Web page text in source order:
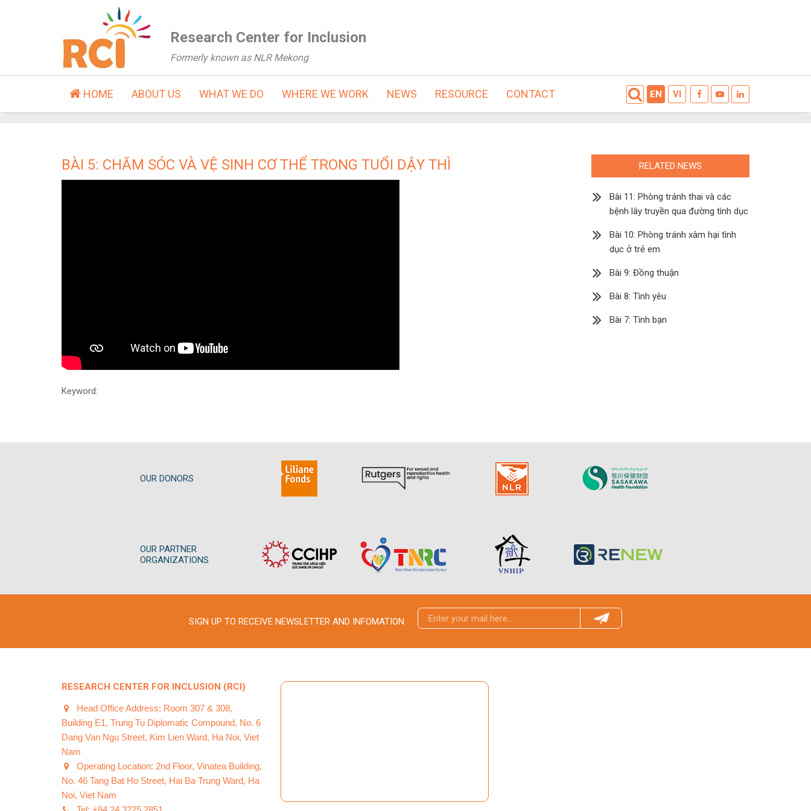
Research Center for Inclusion
Formerly known as NLR Mekong
HOME ABOUT US WHAT WE DO WHERE WE WORK NEWS RESOURCE CONTACT EN VI
BÀI 5: CHĂM SÓC VÀ VỆ SINH CƠ THỂ TRONG TUỔI DẬY THÌ
Keyword:
RELATED NEWS
Bài 11: Phòng tránh thai và các
bệnh lây truyền qua đường tình dục
Bài 10: Phòng tránh xâm hại tình
dục ở trẻ em
Bài 9: Đồng thuận
Bài 8: Tình yêu
Bài 7: Tình bạn
OUR DONORS
OUR PARTNER
ORGANIZATIONS
SIGN UP TO RECEIVE NEWSLETTER AND INFOMATION
RESEARCH CENTER FOR INCLUSION (RCI)
Head Office Address: Room 307 & 308,
Building E1, Trung Tu Diplomatic Compound, No. 6
Dang Van Ngu Street, Kim Lien Ward, Ha Noi, Viet
Nam
Operating Location: 2nd Floor, Vinatea Building,
No. 46 Tang Bat Ho Street, Hai Ba Trung Ward, Ha
Noi, Viet Nam